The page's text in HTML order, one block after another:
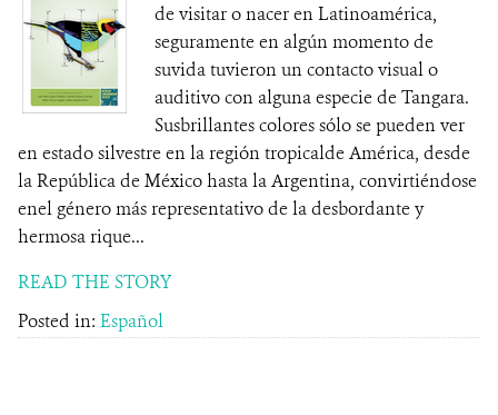
de visitar o nacer en Latinoamérica,
seguramente en algún momento de
suvida tuvieron un contacto visual o
auditivo con alguna especie de Tangara.
Susbrillantes colores sólo se pueden ver
en estado silvestre en la región tropicalde América, desde
la República de México hasta la Argentina, convirtiéndose
enel género más representativo de la desbordante y
hermosa rique...
READ THE STORY
Posted in: Español